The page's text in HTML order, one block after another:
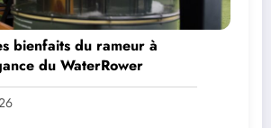
bienfaits du rameur à
du WaterRower